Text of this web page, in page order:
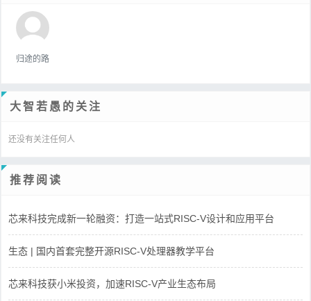
归途的路
大智若愚的关注
还没有关注任何人
推荐阅读
芯来科技完成新一轮融资：打造一站式RISC-V设计和应用平台
生态 | 国内首套完整开源RISC-V处理器教学平台
芯来科技获小米投资，加速RISC-V产业生态布局